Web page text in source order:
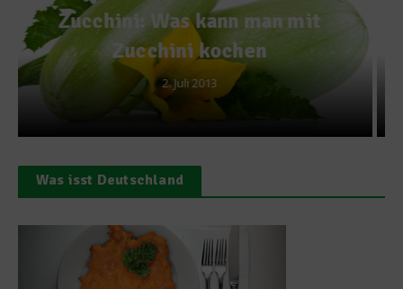
Bewiesen: Selbst kochen ist
gesünder
27. August 2015
Was isst Deutschland